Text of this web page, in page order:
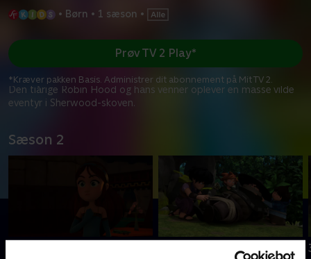
• Børn • 1 sæson •
Den tiårige Robin Hood og hans venner oplever en masse vilde
eventyr i Sherwood-skoven.
Prøv TV 2 Play*
*Kræver pakken Basis. Administrer dit abonnement på Mit TV 2.
Sæson 2
29. En kongelig gave